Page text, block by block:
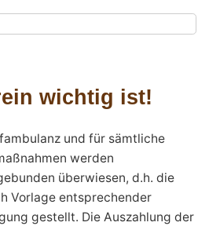
wichtig ist!
und für sämtliche
werden
überwiesen, d.h. die
Vorlage entsprechender
gestellt. Die Auszahlung der